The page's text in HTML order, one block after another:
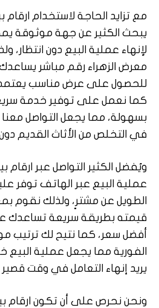
مع تزايد الحاجة لاستخدام
يبحث الكثير عن جهة موثوقة
لإنهاء عملية البيع دون انتظار،
معرض الزهراء رقم مباشر
للحصول على عرض مناسب يعتمد
كما نعمل على توفير خدمة
بسهولة، مما يجعل التواصل معنا
في التخلص من الأثاث القديم
ويُفضل الكثير التواصل عبر ارقام
عملية البيع عبر الهاتف توفر
الطويل عن مشترٍ، ولذلك نقوم
قيمته بطريقة سريعة تساعدك
أفضل سعر، كما نتيح لك ترتيب
الفورية مما يجعل عملية
يريد إنهاء التعامل في وقت
ونحن نحرص على أن تكون ارقام